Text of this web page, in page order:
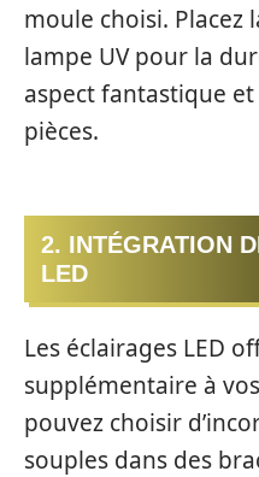
moule choisi. Placez
lampe UV pour la
aspect fantastique
pièces.
2. INTÉGRATION
LED
Les éclairages LED
supplémentaire à
pouvez choisir
souples dans des